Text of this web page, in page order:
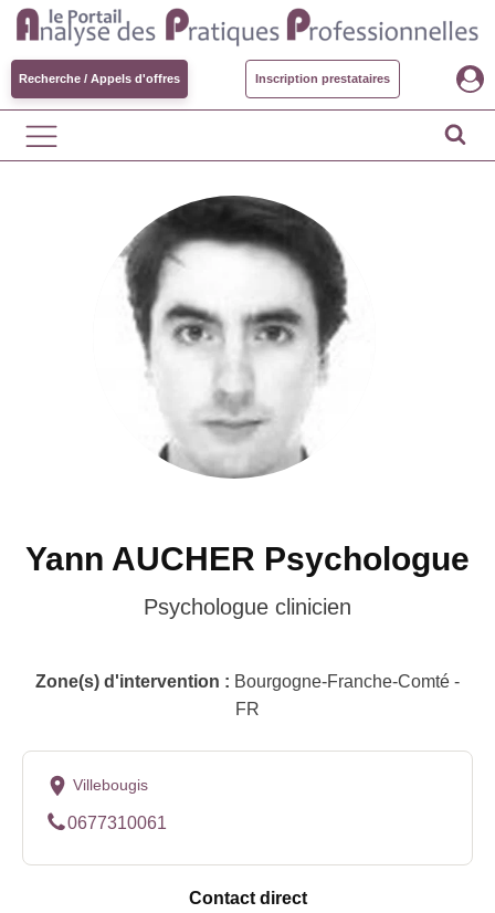
Recherche / Appels d'offres Inscription prestataires
Yann AUCHER Psychologue
Psychologue clinicien
Zone(s) d'intervention : Bourgogne-Franche-Comté -
FR
Villebougis
0677310061
Contact direct